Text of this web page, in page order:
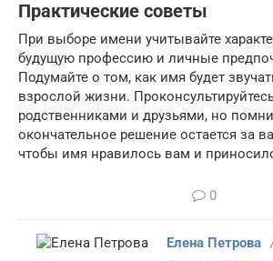
Практические советы
При выборе имени учитывайте
будущую профессию и личные
Подумайте о том, как имя будет
взрослой жизни.
родственниками и друзьями, но
окончательное решение остается за
чтобы имя нравилось вам и
0
Елена Петрова